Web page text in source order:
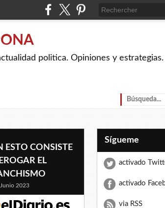
politica. Opiniones y estrategias.
ESTO CONSISTE
EL
2023
Sígueme
activado
activado
via RSS